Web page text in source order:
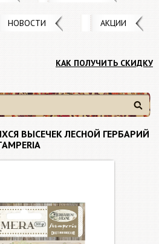
НОВОСТИ АКЦИИ
КАК ПОЛУЧИТЬ СКИДКУ
Найти
ВЫСЕЧЕК ЛЕСНОЙ ГЕРБАРИЙ